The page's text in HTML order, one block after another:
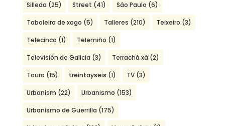
Silleda (25) Street (41) São Paulo (6)
Taboleiro de xogo (5) Talleres (210) Teixeiro (3)
Telecinco (1) Telemiño (1)
Televisión de Galicia (3) Terrachá xá (2)
Touro (15) treintayseis (1) TV(3)
Urbanism (22) Urbanismo (153)
Urbanismo de Guerrilla (175)